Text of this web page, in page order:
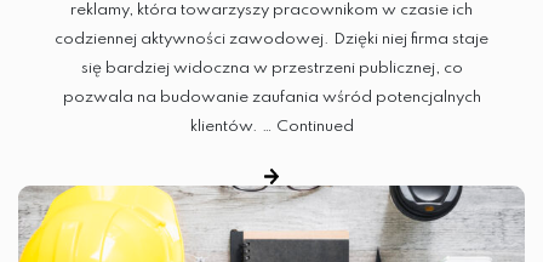
reklamy, która towarzyszy pracownikom w czasie ich
codziennej aktywności zawodowej. Dzięki niej firma staje
się bardziej widoczna w przestrzeni publicznej, co
pozwala na budowanie zaufania wśród potencjalnych
klientów. … Continued